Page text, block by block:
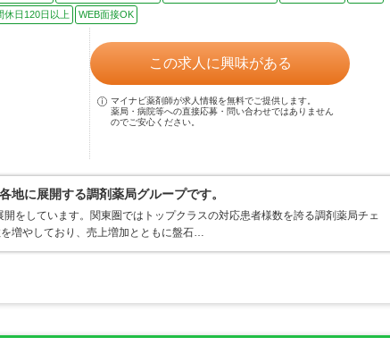
休日120日以上 WEB面接OK
この求人に興味がある
マイナビ薬剤師が求人情報を無料でご提供します。
薬局・病院等への直接応募・問い合わせではありません
のでご安心ください。
地に展開する調剤薬局グループです。
をしています。関東圏ではトップクラスの対応患者様数を誇る調剤薬局チェ
増やしており、売上増加とともに盤石…